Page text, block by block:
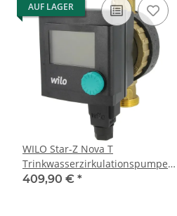
AUF LAGER
WILO Star-Z Nova T
Trinkwasserzirkulationspumpe
1" 138 mm 4222640
409,90 € *